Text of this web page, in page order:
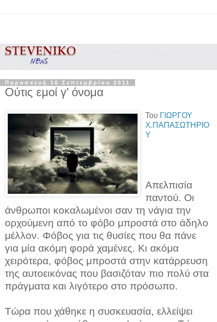
Παρασκευή 16 Σεπτεμβρίου 2011
Ούτις εμοί γ’ όνομα
Του ΓΙΩΡΓΟΥ
Χ.ΠΑΠΑΣΩΤΗΡΙΟ
Υ
Απελπισία
παντού. Οι
άνθρωποι κοκαλωμένοι σαν τη νάγια την
ορχούμενη από το φόβο μπροστά στο άδηλο
μέλλον. Φόβος για τις θυσίες που θα πάνε
για μία ακόμη φορά χαμένες. Κι ακόμα
χειρότερα, φόβος μπροστά στην κατάρρευση
της αυτοεικόνας που βασιζόταν πιο πολύ στα
πράγματα και λιγότερο στο πρόσωπο.
Τώρα που χάθηκε η συσκευασία, ελλείψει